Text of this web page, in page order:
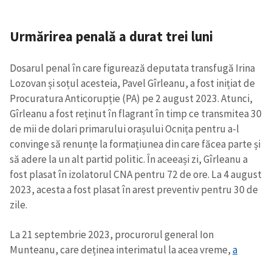
Urmărirea penală a durat trei luni
Dosarul penal în care figurează deputata transfugă Irina
Lozovan și soțul acesteia, Pavel Gîrleanu, a fost inițiat de
Procuratura Anticorupție (PA) pe 2 august 2023. Atunci,
Gîrleanu a fost reținut în flagrant în timp ce transmitea 30
de mii de dolari primarului orașului Ocnița pentru a-l
convinge să renunțe la formațiunea din care făcea parte și
să adere la un alt partid politic. În aceeași zi, Gîrleanu a
fost plasat în izolatorul CNA pentru 72 de ore. La 4 august
2023, acesta a fost plasat în arest preventiv pentru 30 de
zile.
La 21 septembrie 2023, procurorul general Ion
Munteanu, care deținea interimatul la acea vreme,a